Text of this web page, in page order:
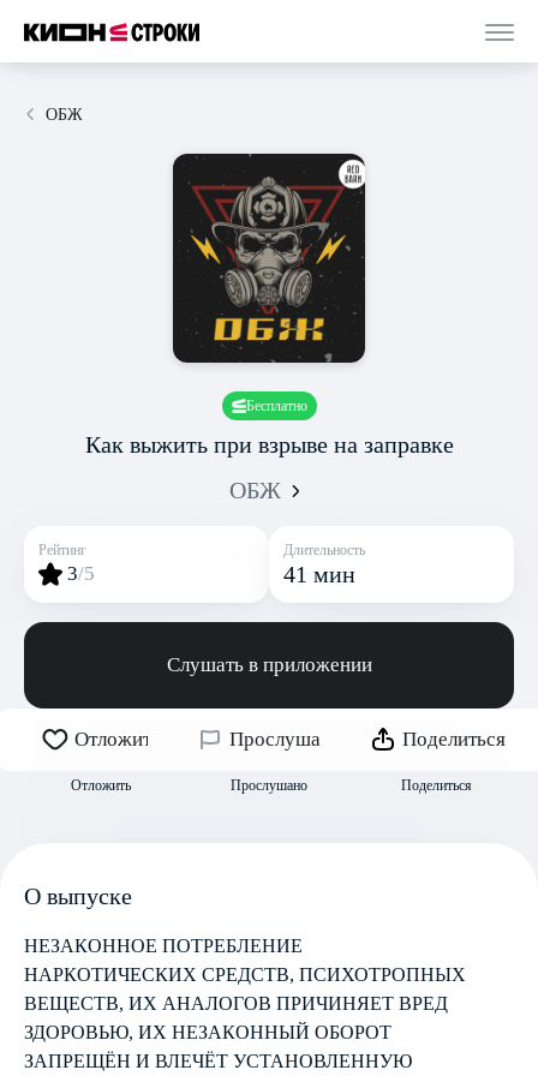
ОБЖ
Бесплатно
Как выжить при взрыве на заправке
ОБЖ
Рейтинг
3/5
Длительность
41 мин
Слушать в приложении
Отложить
Отложить
Прослушано
Прослушано
Поделиться
Поделиться
О выпуске
НЕЗАКОННОЕ ПОТРЕБЛЕНИЕ
НАРКОТИЧЕСКИХ СРЕДСТВ, ПСИХОТРОПНЫХ
ВЕЩЕСТВ, ИХ АНАЛОГОВ ПРИЧИНЯЕТ ВРЕД
ЗДОРОВЬЮ, ИХ НЕЗАКОННЫЙ ОБОРОТ
ЗАПРЕЩЁН И ВЛЕЧЁТ УСТАНОВЛЕННУЮ